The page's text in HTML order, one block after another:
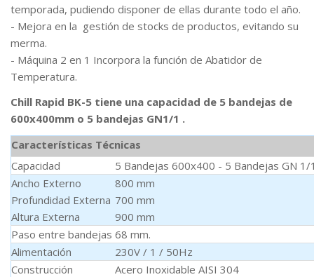
temporada, pudiendo disponer de ellas durante todo el año.
- Mejora en la gestión de stocks de productos, evitando su
merma.
- Máquina 2 en 1 Incorpora la función de Abatidor de
Temperatura.
Chill Rapid BK-5 tiene una capacidad de 5 bandejas de
600x400mm o 5 bandejas GN1/1 .
Características Técnicas
Capacidad
5 Bandejas 600x400 - 5 Bandejas GN 1/
Ancho Externo
Profundidad Externa
Altura Externa
800 mm
700 mm
900 mm
Paso entre bandejas 68 mm.
Alimentación
230V / 1 / 50Hz
Construcción
Acero Inoxidable AISI 304